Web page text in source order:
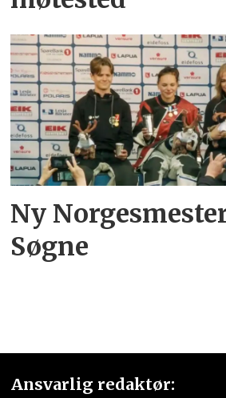
Ny
Søgne
Ansvarlig redaktør: